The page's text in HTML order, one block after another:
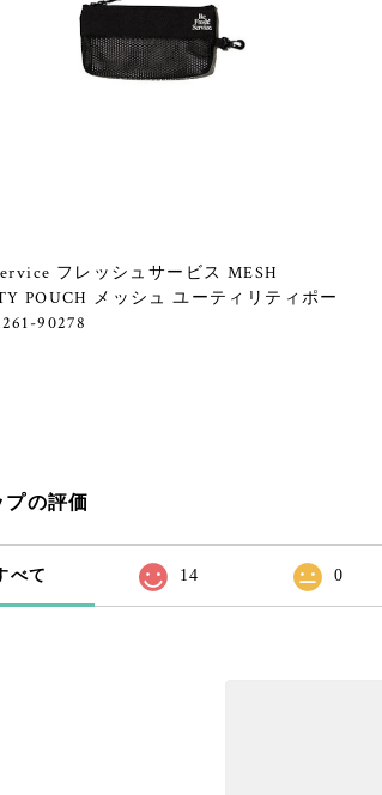
フレッシュサービス MESH
POUCH メッシュ ユーティリティポー
90278
プの評価
べて 14 0